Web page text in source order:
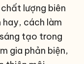
lượng biên
cách làm
tạo trong
gia phản biện,